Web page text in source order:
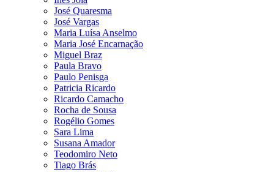
José Quaresma
José Vargas
Maria Luísa Anselmo
Maria José Encarnação
Miguel Braz
Paula Bravo
Paulo Penisga
Patricia Ricardo
Ricardo Camacho
Rocha de Sousa
Rogélio Gomes
Sara Lima
Susana Amador
Teodomiro Neto
Tiago Brás